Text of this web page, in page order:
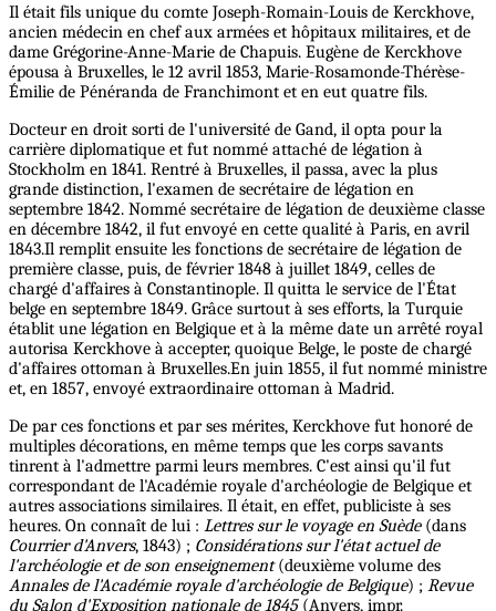
Il était fils unique du comte Joseph-Romain-Louis de Kerckhove,
ancien médecin en chef aux armées et hôpitaux militaires, et de
dame Grégorine-Anne-Marie de Chapuis. Eugène de Kerckhove
épousa à Bruxelles, le 12 avril 1853, Marie-Rosamonde-Thérèse-
Émilie de Pénéranda de Franchimont et en eut quatre fils.
Docteur en droit sorti de l'université de Gand, il opta pour la
carrière diplomatique et fut nommé attaché de légation à
Stockholm en 1841. Rentré à Bruxelles, il passa, avec la plus
grande distinction, l'examen de secrétaire de légation en
septembre 1842. Nommé secrétaire de légation de deuxième classe
en décembre 1842, il fut envoyé en cette qualité à Paris, en avril
1843.Il remplit ensuite les fonctions de secrétaire de légation de
première classe, puis, de février 1848 à juillet 1849, celles de
chargé d'affaires à Constantinople. Il quitta le service de l'État
belge en septembre 1849. Grâce surtout à ses efforts, la Turquie
établit une légation en Belgique et à la même date un arrêté royal
autorisa Kerckhove à accepter, quoique Belge, le poste de chargé
d'affaires ottoman à Bruxelles.En juin 1855, il fut nommé ministre
et, en 1857, envoyé extraordinaire ottoman à Madrid.
De par ces fonctions et par ses mérites, Kerckhove fut honoré de
multiples décorations, en même temps que les corps savants
tinrent à l'admettre parmi leurs membres. C'est ainsi qu'il fut
correspondant de l'Académie royale d'archéologie de Belgique et
autres associations similaires. Il était, en effet, publiciste à ses
heures. On connaît de lui : Lettres sur le voyage en Suède(dans
Courrier d'Anvers, 1843) ; Considérations sur l'état actuel de
l'archéologie et de son enseignement(deuxième volume des
Annales de l'Académie royale d'archéologie de Belgique) ; Revue
du Salon d'Exposition nationale de 1845(Anvers, impr.